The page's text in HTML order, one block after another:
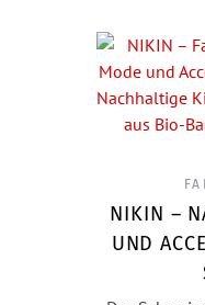
NIKIN –
UND